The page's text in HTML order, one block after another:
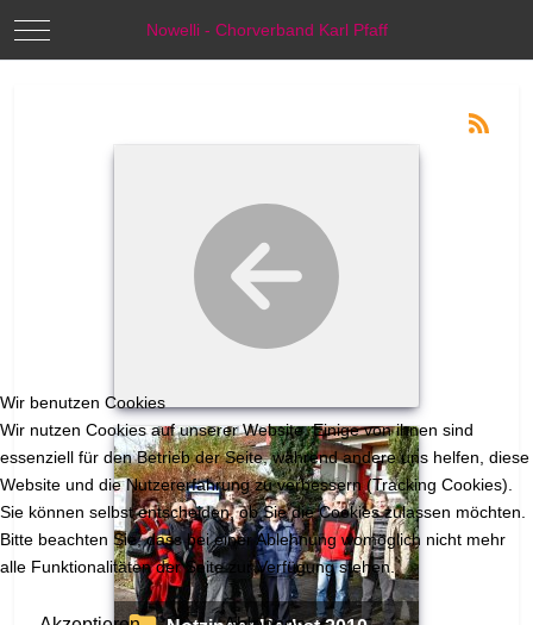
Mobile Menu ToggleNowelli - Chorverband Karl Pfaff
Wir benutzen Cookies
Wir nutzen Cookies auf unserer Website. Einige von ihnen sind
essenziell für den Betrieb der Seite, während andere uns helfen, diese
Website und die Nutzererfahrung zu verbessern (Tracking Cookies).
Sie können selbst entscheiden, ob Sie die Cookies zulassen möchten.
Bitte beachten Sie, dass bei einer Ablehnung womöglich nicht mehr
alle Funktionalitäten der Seite zur Verfügung stehen.